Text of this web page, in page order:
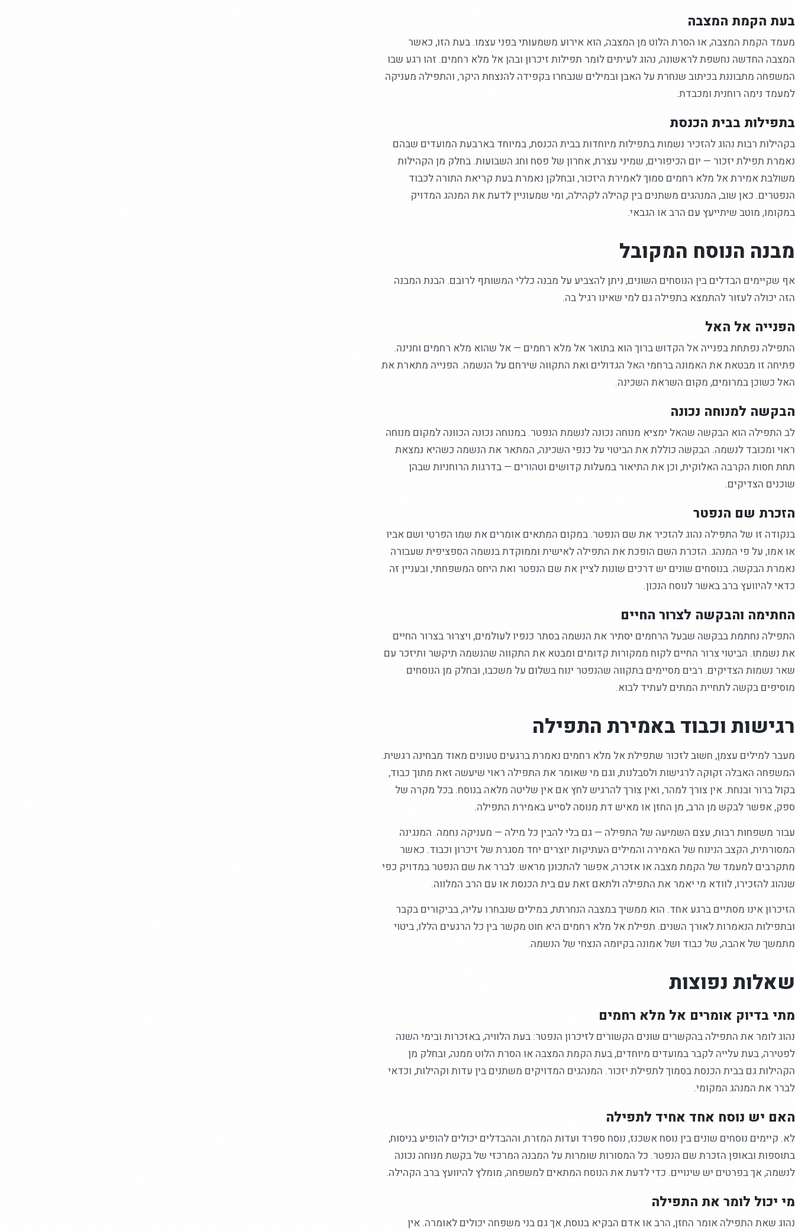
בעת הקמת המצבה
מעמד הקמת המצבה, או הסרת הלוט מן המצבה, הוא אירוע משמעותי בפני עצמו. בעת הזו, כאשר
המצבה החדשה נחשפת לראשונה, נהוג לעיתים לומר תפילות זיכרון ובהן אל מלא רחמים. זהו רגע שבו
המשפחה מתבוננת בכיתוב שנחרת על האבן ובמילים שנבחרו בקפידה להנצחת היקר, והתפילה מעניקה
למעמד נימה רוחנית ומכבדת.
בתפילות בבית הכנסת
בקהילות רבות נהוג להזכיר נשמות בתפילות מיוחדות בבית הכנסת, במיוחד בארבעת המועדים שבהם
נאמרת תפילת יזכור — יום הכיפורים, שמיני עצרת, אחרון של פסח וחג השבועות. בחלק מן הקהילות
משולבת אמירת אל מלא רחמים סמוך לאמירת היזכור, ובחלקן נאמרת בעת קריאת התורה לכבוד
הנפטרים. כאן שוב, המנהגים משתנים בין קהילה לקהילה, ומי שמעוניין לדעת את המנהג המדויק
במקומו, מוטב שיתייעץ עם הרב או הגבאי.
מבנה הנוסח המקובל
אף שקיימים הבדלים בין הנוסחים השונים, ניתן להצביע על מבנה כללי המשותף לרובם. הבנת המבנה
הזה יכולה לעזור להתמצא בתפילה גם למי שאינו רגיל בה.
הפנייה אל האל
התפילה נפתחת בפנייה אל הקדוש ברוך הוא בתואר אל מלא רחמים — אל שהוא מלא רחמים וחנינה.
פתיחה זו מבטאת את האמונה ברחמי האל הגדולים ואת התקווה שירחם על הנשמה. הפנייה מתארת את
האל כשוכן במרומים, מקום השראת השכינה.
הבקשה למנוחה נכונה
לב התפילה הוא הבקשה שהאל ימציא מנוחה נכונה לנשמת הנפטר. במנוחה נכונה הכוונה למקום מנוחה
ראוי ומכובד לנשמה. הבקשה כוללת את הביטוי על כנפי השכינה, המתאר את הנשמה כשהיא נמצאת
תחת חסות הקרבה האלוקית, וכן את התיאור במעלות קדושים וטהורים — בדרגות הרוחניות שבהן
שוכנים הצדיקים.
הזכרת שם הנפטר
בנקודה זו של התפילה נהוג להזכיר את שם הנפטר. במקום המתאים אומרים את שמו הפרטי ושם אביו
או אמו, על פי המנהג. הזכרת השם הופכת את התפילה לאישית וממוקדת בנשמה הספציפית שעבורה
נאמרת הבקשה. בנוסחים שונים יש דרכים שונות לציין את שם הנפטר ואת היחס המשפחתי, ובעניין זה
כדאי להיוועץ ברב באשר לנוסח הנכון.
החתימה והבקשה לצרור החיים
התפילה נחתמת בבקשה שבעל הרחמים יסתיר את הנשמה בסתר כנפיו לעולמים, ויצרור בצרור החיים
את נשמתו. הביטוי צרור החיים לקוח ממקורות קדומים ומבטא את התקווה שהנשמה תיקשר ותיזכר עם
שאר נשמות הצדיקים. רבים מסיימים בתקווה שהנפטר ינוח בשלום על משכבו, ובחלק מן הנוסחים
מוסיפים בקשה לתחיית המתים לעתיד לבוא.
רגישות וכבוד באמירת התפילה
מעבר למילים עצמן, חשוב לזכור שתפילת אל מלא רחמים נאמרת ברגעים טעונים מאוד מבחינה רגשית.
המשפחה האבלה זקוקה לרגישות ולסבלנות, וגם מי שאומר את התפילה ראוי שיעשה זאת מתוך כבוד,
בקול ברור ובנחת. אין צורך למהר, ואין צורך להרגיש לחץ אם אין שליטה מלאה בנוסח. בכל מקרה של
ספק, אפשר לבקש מן הרב, מן החזן או מאיש דת מנוסה לסייע באמירת התפילה.
עבור משפחות רבות, עצם השמיעה של התפילה — גם בלי להבין כל מילה — מעניקה נחמה. המנגינה
המסורתית, הקצב הנינוח של האמירה והמילים העתיקות יוצרים יחד מסגרת של זיכרון וכבוד. כאשר
מתקרבים למעמד של הקמת מצבה או אזכרה, אפשר להתכונן מראש: לברר את שם הנפטר במדויק כפי
שנהוג להזכירו, לוודא מי יאמר את התפילה ולתאם זאת עם בית הכנסת או עם הרב המלווה.
הזיכרון אינו מסתיים ברגע אחד. הוא ממשיך במצבה הנחרתת, במילים שנבחרו עליה, בביקורים בקבר
ובתפילות הנאמרות לאורך השנים. תפילת אל מלא רחמים היא חוט מקשר בין כל הרגעים הללו, ביטוי
מתמשך של אהבה, של כבוד ושל אמונה בקיומה הנצחי של הנשמה.
שאלות נפוצות
מתי בדיוק אומרים אל מלא רחמים
נהוג לומר את התפילה בהקשרים שונים הקשורים לזיכרון הנפטר: בעת הלוויה, באזכרות ובימי השנה
לפטירה, בעת עלייה לקבר במועדים מיוחדים, בעת הקמת המצבה או הסרת הלוט ממנה, ובחלק מן
הקהילות גם בבית הכנסת בסמוך לתפילת יזכור. המנהגים המדויקים משתנים בין עדות וקהילות, וכדאי
לברר את המנהג המקומי.
האם יש נוסח אחד אחיד לתפילה
לא. קיימים נוסחים שונים בין נוסח אשכנז, נוסח ספרד ועדות המזרח, וההבדלים יכולים להופיע בניסוח,
בתוספות ובאופן הזכרת שם הנפטר. כל המסורות שומרות על המבנה המרכזי של בקשת מנוחה נכונה
לנשמה, אך בפרטים יש שינויים. כדי לדעת את הנוסח המתאים למשפחה, מומלץ להיוועץ ברב הקהילה.
מי יכול לומר את התפילה
נהוג שאת התפילה אומר החזן, הרב או אדם הבקיא בנוסח, אך גם בני משפחה יכולים לאומרה. אין